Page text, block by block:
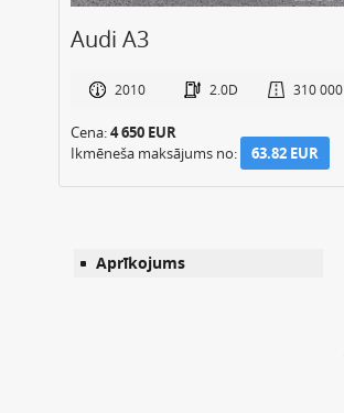
Audi A3
2010 2.0D 310 000
Cena:4 650 EUR
Ikmēneša maksājums no:
63.82 EUR
Aprīkojums